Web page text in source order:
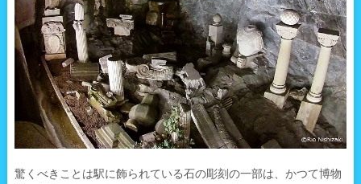
驚くべきことは駅に飾られている石の彫刻の一部は、かつて博物